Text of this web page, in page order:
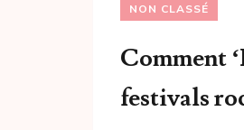
NON CLASSÉ
Comment
festivals